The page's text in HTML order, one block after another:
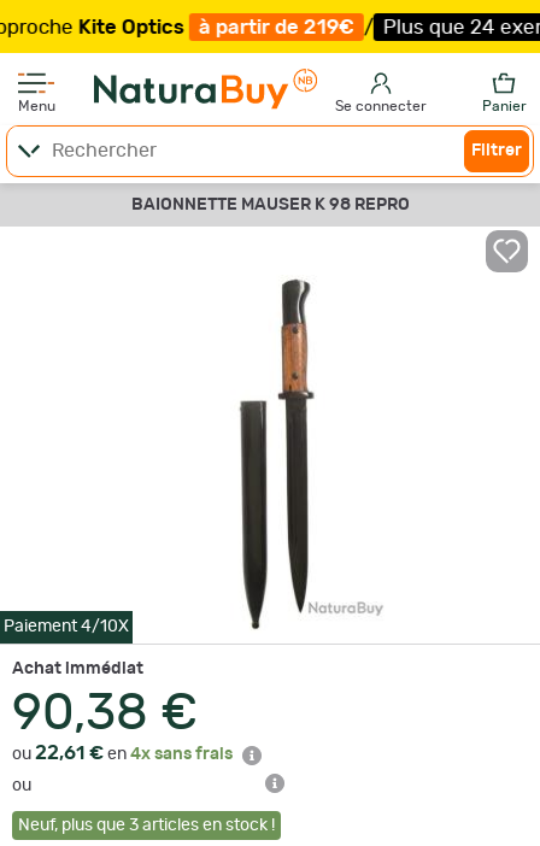
Kite Optics à partir de 219€ / Plus que 24
Menu Se connecter Panier
Filtrer
BAIONNETTE MAUSER K 98 REPRO
Paiement 4/10X
Achat immédiat
90,38 €
ou 22,61 € en 4x sans frais
ou
Neuf, plus que 3 articles en stock !